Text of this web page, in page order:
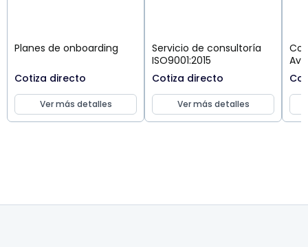
Planes de onboarding
Cotiza directo
Ver más detalles
Servicio de consultoría
ISO9001:2015
Cotiza directo
Ver más detalles